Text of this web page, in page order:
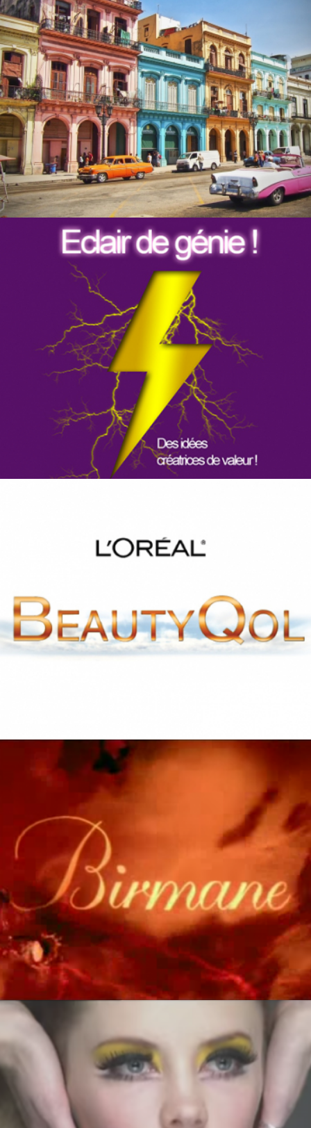
TOSHIBA – CUBA
Production audiovisuelle Voyage Challenge
ERDF
Communication visuelle Convention Séminaire
audiovisuelle
Production audiovisuelle
VAN CLEEF & ARPELS – BIRMANE
FAREVA – PRÉSENTATION D’ENTREPRISE
Production audiovisuelle